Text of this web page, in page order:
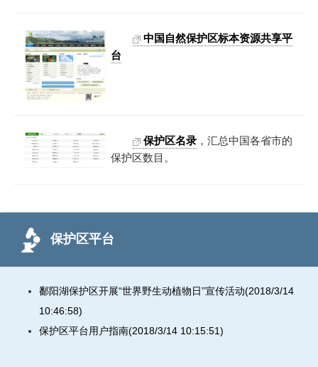
中国自然保护区标本资源共享平
台
保护区名录 ，汇总中国各省市的
保护区数目。
保护区平台
鄱阳湖保护区开展“世界野生动植物日”宣传活动(2018/3/14
10:46:58)
保护区平台用户指南(2018/3/14 10:15:51)